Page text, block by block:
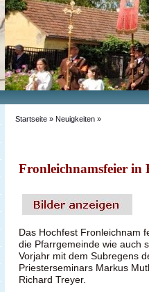
Startseite » Neuigkeiten »
Fronleichnamsfeier in
Das Hochfest Fronleichnam
die Pfarrgemeinde wie auch
Vorjahr mit dem Subregens
Priesterseminars Markus
Richard Treyer.